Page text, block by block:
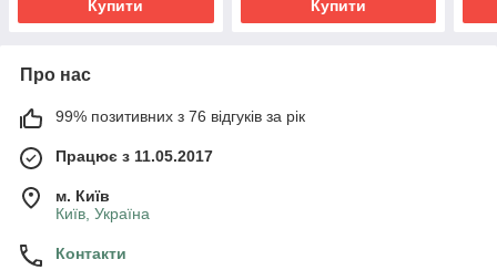
Купити Купити
Про нас
99% позитивних з 76 відгуків за рік
Працює з 11.05.2017
м. Київ
Київ, Україна
Контакти